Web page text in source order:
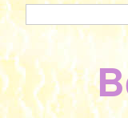
Formulaire de